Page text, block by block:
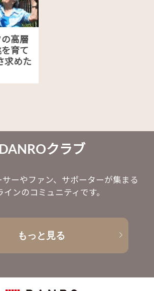
高層
育て
求めた
DANROクラブ
サーやファン、サポーターが集まる
インのコミュニティです。
もっと見る